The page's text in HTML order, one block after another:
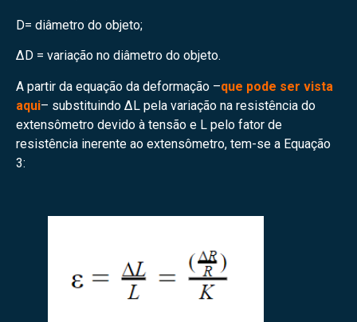
D= diâmetro do objeto;
∆D = variação no diâmetro do objeto.
A partir da equação da deformação –que pode ser vista
aqui– substituindo ∆L pela variação na resistência do
extensômetro devido à tensão e L pelo fator de
resistência inerente ao extensômetro, tem-se a Equação
3: